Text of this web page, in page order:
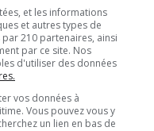
| RP immersif,
véhicules imports et
et les informations
et autres types de
210 partenaires, ainsi
par ce site. Nos
d'utiliser des données
vos données à
Vous pouvez vous y
un lien en bas de